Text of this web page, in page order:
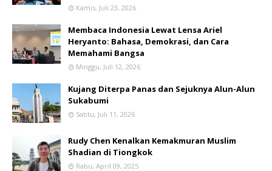
Kamis, Juli 23, 2026
Membaca Indonesia Lewat Lensa Ariel
Heryanto: Bahasa, Demokrasi, dan Cara
Memahami Bangsa
Minggu, Juli 12, 2026
Kujang Diterpa Panas dan Sejuknya Alun-Alun
Sukabumi
Sabtu, Juli 11, 2026
Rudy Chen Kenalkan Kemakmuran Muslim
Shadian di Tiongkok
Rabu, April 09, 2025